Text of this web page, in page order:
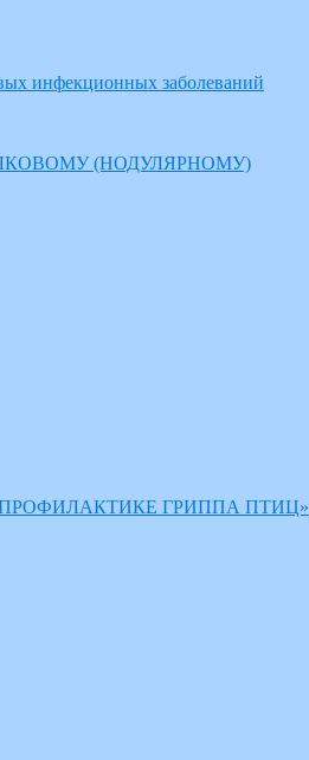
инфекционных заболеваний
(НОДУЛЯРНОМУ)
ГРИППА ПТИЦ»